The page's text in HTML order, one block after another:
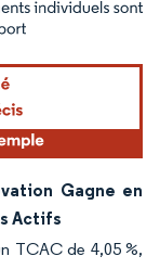
attribution sous CC BY
Gagne en
Actifs
TCAC de 4,05 %,